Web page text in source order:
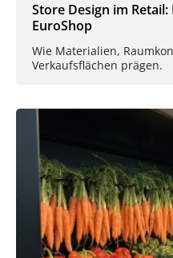
Store Design im
EuroShop
Wie Materialien,
Verkaufsflächen prägen.